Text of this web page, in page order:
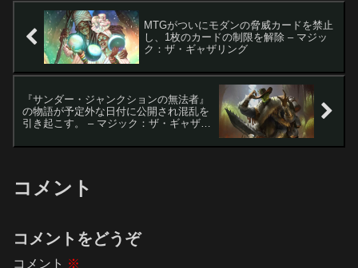
MTGがついにモダンの脅威カードを禁止
し、1枚のカードの制限を解除 – マジッ
ク：ザ・ギャザリング
『サンダー・ジャンクションの無法者』
の物語が予定外な日付に公開され混乱を
引き起こす。 – マジック：ザ・ギャザリ
コメント
コメントをどうぞ
コメント ※